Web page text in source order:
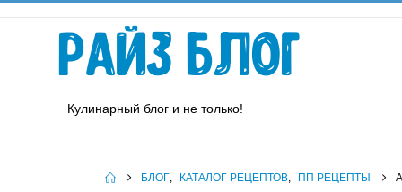
Райз Блог
Кулинарный блог и не только!
БЛОГ, КАТАЛОГ РЕЦЕПТОВ, ПП РЕЦЕПТЫ